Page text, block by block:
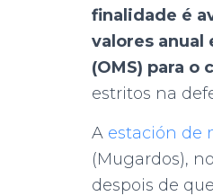
finalidade é
valores anual
(OMS) para
estritos na
A estación de
(Mugardos),
despois de